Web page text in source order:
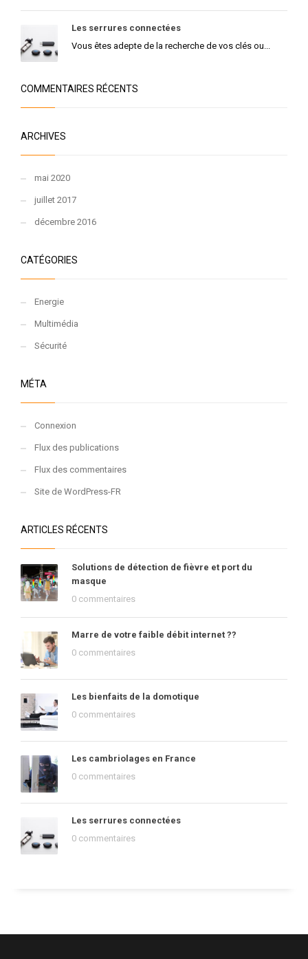
Les serrures connectées
Vous êtes adepte de la recherche de vos clés ou...
COMMENTAIRES RÉCENTS
ARCHIVES
mai 2020
juillet 2017
décembre 2016
CATÉGORIES
Energie
Multimédia
Sécurité
MÉTA
Connexion
Flux des publications
Flux des commentaires
Site de WordPress-FR
ARTICLES RÉCENTS
Solutions de détection de fièvre et port du
masque
0 commentaires
Marre de votre faible débit internet ??
0 commentaires
Les bienfaits de la domotique
0 commentaires
Les cambriolages en France
0 commentaires
Les serrures connectées
0 commentaires